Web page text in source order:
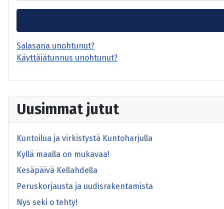
Uusimmat jutut
Kuntoilua ja virkistystä Kuntoharjulla
Kyllä maalla on mukavaa!
Kesäpäivä Kellahdella
Peruskorjausta ja uudisrakentamista
Nys seki o tehty!
Salasana unohtunut?
Käyttäjätunnus unohtunut?